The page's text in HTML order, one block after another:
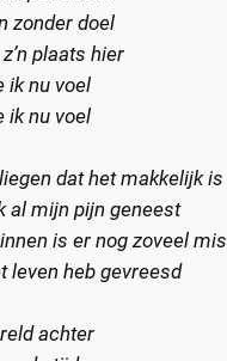
zonder doel
plaats hier
ik nu voel
ik nu voel
dat het makkelijk is
al mijn pijn geneest
is er nog zoveel mis
leven heb gevreesd
achter